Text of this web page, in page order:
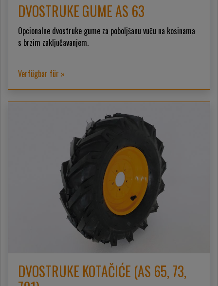
DVOSTRUKE GUME AS 63
Opcionalne dvostruke gume za poboljšanu vuču na kosinama
s brzim zaključavanjem.
Verfügbar für »
DVOSTRUKE KOTAČIĆE (AS 65, 73,